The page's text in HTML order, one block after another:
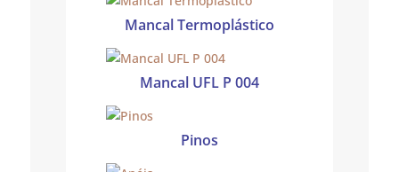
Mancal Termoplástico
Mancal UFL P 004
Pinos